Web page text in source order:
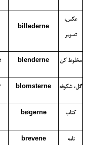
billederne
عکس،
تصویر
blenderne مخلوط کن
blomsterne گل، شکوفه
bøgerne کتاب
brevene نامه